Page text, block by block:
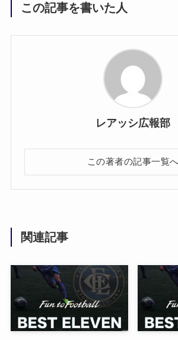
この記事を書いた人
レアッシ広報部
この著者の記事一覧へ
関連記事